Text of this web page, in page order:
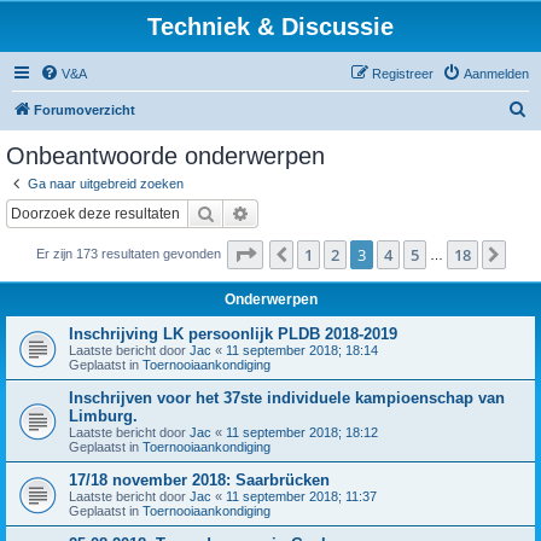
Techniek & Discussie
V&A Aanmelden
Registreer
Forumoverzicht
Onbeantwoorde onderwerpen
Ga naar uitgebreid zoeken
Zoek
Er zijn 173 resultaten gevonden Pagina van 18
Vorige
1 2 3 4 5 18
Onderwerpen
Inschrijving LK persoonlijk PLDB 2018-2019
Laatste bericht door Jac « 11 september 2018; 18:14
Geplaatst in Toernooiaankondiging
Inschrijven voor het 37ste individuele kampioenschap van
Limburg.
Laatste bericht door Jac « 11 september 2018; 18:12
Geplaatst in Toernooiaankondiging
17/18 november 2018: Saarbrücken
Laatste bericht door Jac « 11 september 2018; 11:37
Geplaatst in Toernooiaankondiging